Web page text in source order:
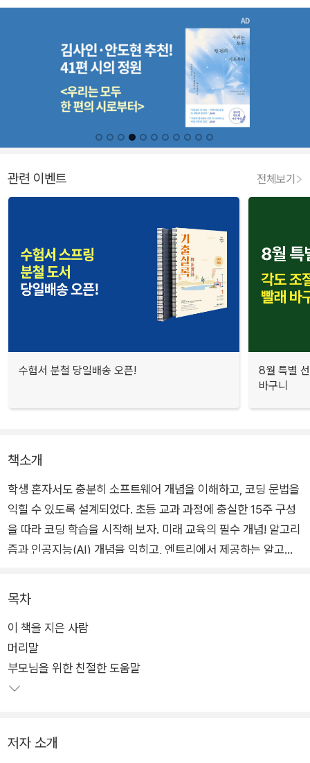
관련 이벤트 전체보기
수험서 분철 당일배송 오픈!
8월 특별
바구니
책소개
학생 혼자서도 충분히 소프트웨어 개념을 이해하고, 코딩 문법을
익힐 수 있도록 설계되었다. 초등 교과 과정에 충실한 15주 구성
을 따라 코딩 학습을 시작해 보자. 미래 교육의 필수 개념! 알고리
즘과 인공지능(AI) 개념을 익히고, 엔트리에서 제공하는 알고리
목차
이 책을 지은 사람
머리말
부모님을 위한 친절한 도움말
저자 소개